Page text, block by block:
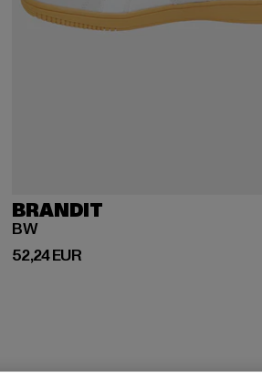
BRANDIT
BW
52,24 EUR
Derzeitiger Preis: 52,24 EUR